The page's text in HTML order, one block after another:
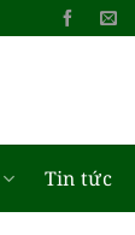
Tin tức